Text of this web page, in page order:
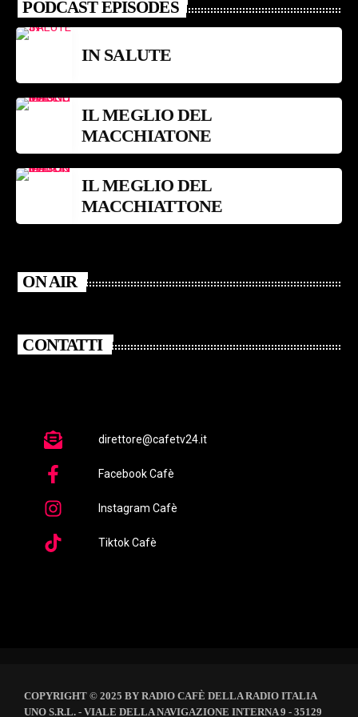
PODCAST EPISODES
IN SALUTE
IL MEGLIO DEL
MACCHIATONE
IL MEGLIO DEL
MACCHIATTONE
ON AIR
CONTATTI
direttore@cafetv24.it
Facebook Cafè
Instagram Cafè
Tiktok Cafè
COPYRIGHT © 2025 BY RADIO CAFÈ DELLA RADIO ITALIA
UNO S.R.L. - VIALE DELLA NAVIGAZIONE INTERNA 9 - 35129